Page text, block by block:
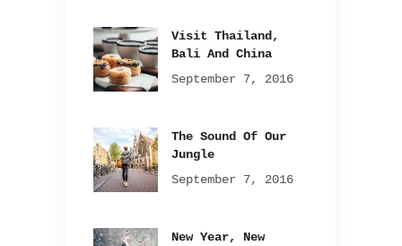
Visit Thailand,
Bali And China
September 7, 2016
The Sound Of Our
Jungle
September 7, 2016
New Year, New